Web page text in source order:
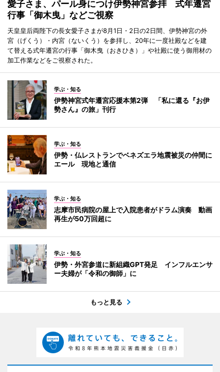
愛子さま、パール身につけ伊勢神宮参拝 式年遷宮
行事「御木曳」などご視察
天皇皇后両陛下の長女愛子さまが8月1日・2日の2日間、伊勢神宮の外
宮（げくう）・内宮（ないくう）を参拝し、20年に一度社殿などを建
て替える式年遷宮の行事「御木曳（おきひき）」や社殿に使う御用材の
加工作業などをご視察された。
学ぶ・知る
伊勢神宮式年遷宮応援本第2弾 「私に還る『お伊
勢さん』の旅」刊行
学ぶ・知る
伊勢・仏レストランでベネズエラ地震被災の仲間に
エール 現地と通信
学ぶ・知る
志摩市民病院の屋上で入院患者がドラム演奏 動画
再生が50万回超に
学ぶ・知る
伊勢・外宮参道に新組織GPT発足 インフルエンサ
ー夫婦が「令和の御師」に
もっと見る